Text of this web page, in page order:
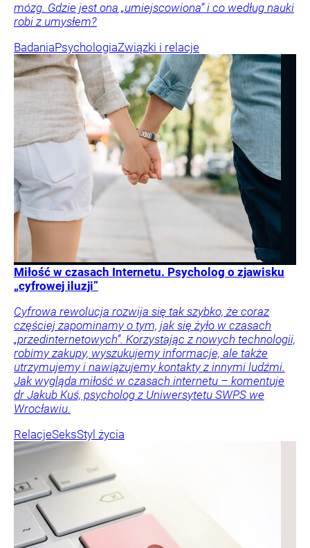
mózg. Gdzie jest ona „umiejscowiona” i co według nauki
robi z umysłem?
BadaniaPsychologiaZwiązki i relacje
Miłość w czasach Internetu. Psycholog o zjawisku
„cyfrowej iluzji”
Cyfrowa rewolucja rozwija się tak szybko, że coraz
częściej zapominamy o tym, jak się żyło w czasach
„przedinternetowych”. Korzystając z nowych technologii,
robimy zakupy, wyszukujemy informacje, ale także
utrzymujemy i nawiązujemy kontakty z innymi ludźmi.
Jak wygląda miłość w czasach internetu – komentuje
dr Jakub Kuś, psycholog z Uniwersytetu SWPS we
Wrocławiu.
RelacjeSeksStyl życia